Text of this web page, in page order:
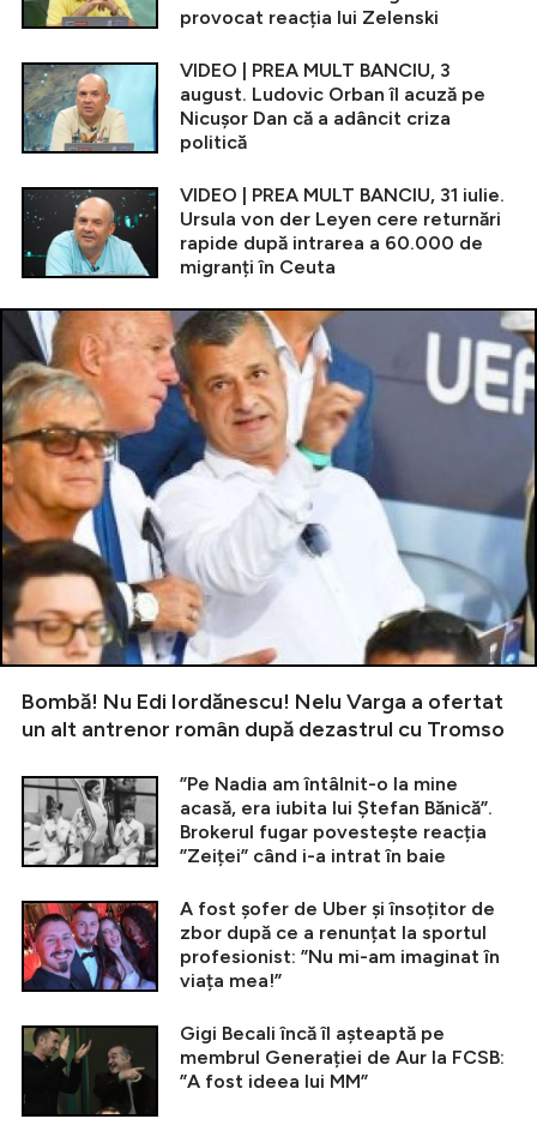
provocat reacția lui Zelenski
VIDEO | PREA MULT BANCIU, 3
august. Ludovic Orban îl acuză pe
Nicușor Dan că a adâncit criza
politică
VIDEO | PREA MULT BANCIU, 31 iulie.
Ursula von der Leyen cere returnări
rapide după intrarea a 60.000 de
migranți în Ceuta
Bombă! Nu Edi Iordănescu! Nelu Varga a ofertat
un alt antrenor român după dezastrul cu Tromso
”Pe Nadia am întâlnit-o la mine
acasă, era iubita lui Ștefan Bănică”.
Brokerul fugar povestește reacția
”Zeiței” când i-a intrat în baie
A fost șofer de Uber și însoțitor de
zbor după ce a renunțat la sportul
profesionist: ”Nu mi-am imaginat în
viața mea!”
Gigi Becali încă îl așteaptă pe
membrul Generației de Aur la FCSB:
”A fost ideea lui MM”